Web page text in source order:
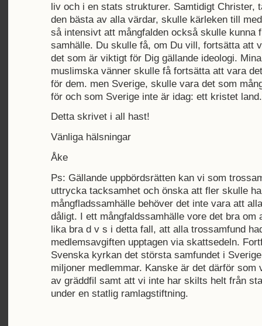
liv och i en stats strukturer. Samtidigt Christer,
den bästa av alla värdar, skulle kärleken till
så intensivt att mångfalden också skulle kunna
samhälle. Du skulle få, om Du vill, fortsätta att
det som är viktigt för Dig gällande ideologi.
muslimska vänner skulle få fortsätta att vara
för dem. men Sverige, skulle vara det som
för och som Sverige inte är idag: ett kristet land.
Detta skrivet i all hast!
Vänliga hälsningar
Åke
Ps: Gällande uppbördsrätten kan vi som
uttrycka tacksamhet och önska att fler skulle
mångfladssamhälle behöver det inte vara att
dåligt. I ett mångfaldssamhälle vore det bra om
lika bra d v s i detta fall, att alla trossamfund
medlemsavgiften upptagen via skattsedeln.
Svenska kyrkan det största samfundet i
miljoner medlemmar. Kanske är det därför som
av gräddfil samt att vi inte har skilts helt från
under en statlig ramlagstiftning.